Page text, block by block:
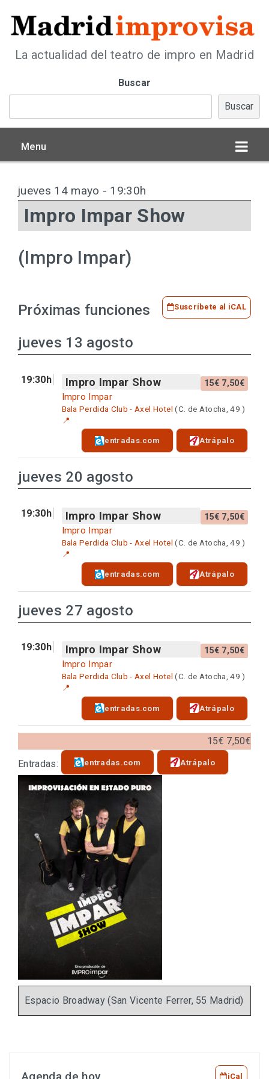
La actualidad del teatro de impro en Madrid
Buscar
Buscar
Menu
jueves 14 mayo - 19:30h
Impro Impar Show
(Impro Impar)
Próximas funciones Suscríbete al iCAL
jueves 13 agosto
19:30h Impro Impar Show 15€ 7,50€
Impro Impar
Bala Perdida Club - Axel Hotel (C. de Atocha, 49 )
📍
entradas.com Atrápalo
jueves 20 agosto
19:30h Impro Impar Show 15€ 7,50€
Impro Impar
Bala Perdida Club - Axel Hotel (C. de Atocha, 49 )
📍
entradas.com Atrápalo
jueves 27 agosto
19:30h Impro Impar Show 15€ 7,50€
Impro Impar
Bala Perdida Club - Axel Hotel (C. de Atocha, 49 )
📍
entradas.com Atrápalo
15€ 7,50€
Entradas:
entradas.com Atrápalo
Espacio Broadway (San Vicente Ferrer, 55 Madrid)
Agenda de hoy iCal